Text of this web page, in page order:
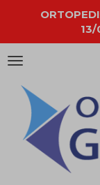
Attiva/disattiva
navigazione